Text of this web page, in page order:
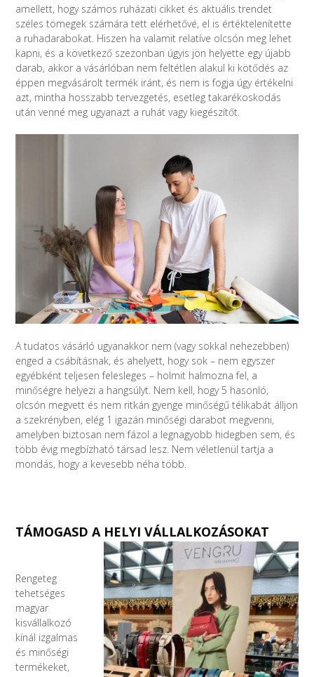
amellett, hogy számos ruházati cikket és aktuális trendet
széles tömegek számára tett elérhetővé, el is értéktelenítette
a ruhadarabokat. Hiszen ha valamit relatíve olcsón meg lehet
kapni, és a következő szezonban úgyis jön helyette egy újabb
darab, akkor a vásárlóban nem feltétlen alakul ki kötődés az
éppen megvásárolt termék iránt, és nem is fogja úgy értékelni
azt, mintha hosszabb tervezgetés, esetleg takarékoskodás
után venné meg ugyanazt a ruhát vagy kiegészítőt.
A tudatos vásárló ugyanakkor nem (vagy sokkal nehezebben)
enged a csábításnak, és ahelyett, hogy sok – nem egyszer
egyébként teljesen felesleges – holmit halmozna fel, a
minőségre helyezi a hangsúlyt. Nem kell, hogy 5 hasonló,
olcsón megvett és nem ritkán gyenge minőségű télikabát álljon
a szekrényben, elég 1 igazán minőségi darabot megvenni,
amelyben biztosan nem fázol a legnagyobb hidegben sem, és
több évig megbízható társad lesz. Nem véletlenül tartja a
mondás, hogy a kevesebb néha több.
TÁMOGASD A HELYI VÁLLALKOZÁSOKAT
Rengeteg
tehetséges
magyar
kisvállalkozó
kínál izgalmas
és minőségi
termékeket,